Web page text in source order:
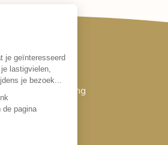
Contact
Bestelling & levering
Betalen